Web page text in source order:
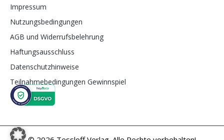
Impressum
Nutzungsbedingungen
AGB und Widerrufsbelehrung
Haftungsausschluss
Datenschutzhinweise
Teilnahmebedingungen Gewinnspiel